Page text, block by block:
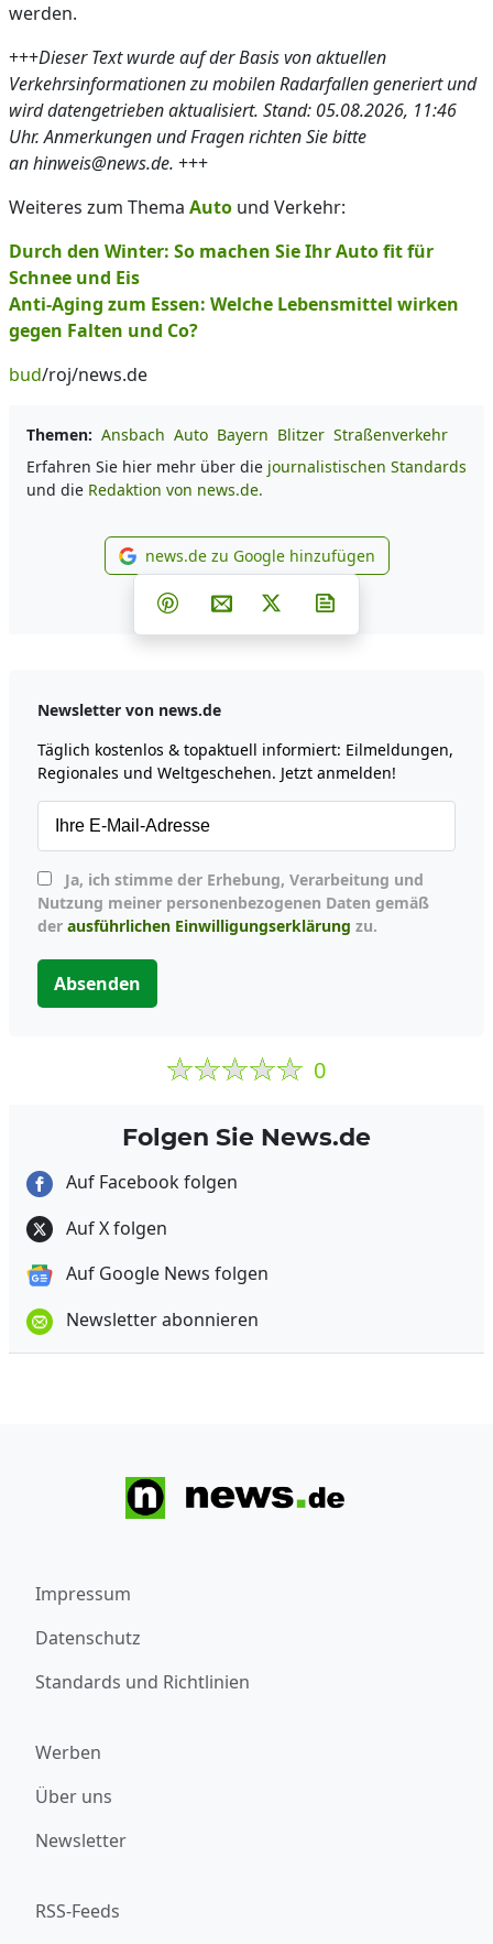
werden.
+++Dieser Text wurde auf der Basis von aktuellen
Verkehrsinformationen zu mobilen Radarfallen generiert und
wird datengetrieben aktualisiert. Stand: 05.08.2026, 11:46
Uhr. Anmerkungen und Fragen richten Sie bitte
an hinweis@news.de. +++
Weiteres zum Thema Auto und Verkehr:
Durch den Winter: So machen Sie Ihr Auto fit für
Schnee und Eis
Anti-Aging zum Essen: Welche Lebensmittel wirken
gegen Falten und Co?
bud/roj/news.de
Themen: Ansbach Auto Bayern Blitzer Straßenverkehr
Erfahren Sie hier mehr über die journalistischen Standards
und die Redaktion von news.de.
news.de zu Google
news.de zu Google hinzufügen
Teilen auf Facebook
Teilen auf Whatsapp
Teilen auf Telegram
Teilen auf Pinterest
Per E-Mail teilen
Post auf X
Newsletter von news.de
Täglich kostenlos & topaktuell informiert: Eilmeldungen,
Regionales und Weltgeschehen. Jetzt anmelden!
Nutzung meiner personenbezogenen Daten gemäß
der ausführlichen Einwilligungserklärung zu.
Absenden
0
Folgen Sie News.de
Auf Facebook folgen
Auf X folgen
Auf Google News folgen
Newsletter abonnieren
Impressum
Datenschutz
Standards und Richtlinien
Werben
Über uns
Newsletter
RSS-Feeds